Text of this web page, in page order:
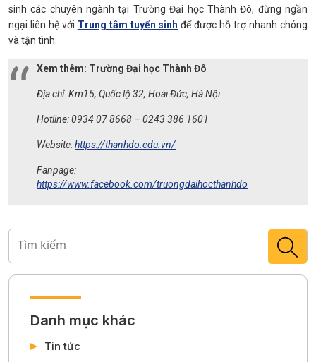
sinh các chuyên ngành tại Trường Đại học Thành Đô, đừng ngần
ngại liên hệ với Trung tâm tuyển sinh để được hỗ trợ nhanh chóng
và tận tình.
Xem thêm: Trường Đại học Thành Đô
Địa chỉ:Km15, Quốc lộ 32, Hoài Đức, Hà Nội
Hotline: 0934 07 8668 – 0243 386 1601
Website:https://thanhdo.edu.vn/
Fanpage:
https://www.facebook.com/truongdaihocthanhdo
Danh mục khác
Tin tức